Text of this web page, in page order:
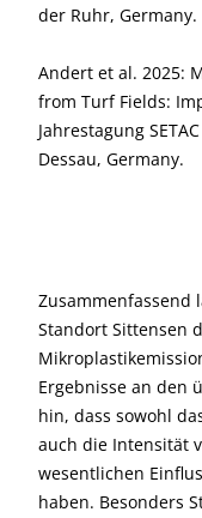
der Ruhr, Germany.
Andert et al. 2025:
from Turf Fields:
Jahrestagung
Dessau, Germany.
Zusammenfassend
Standort Sittensen
Ergebnisse an den
hin, dass sowohl
auch die Intensität
wesentlichen
haben. Besonders